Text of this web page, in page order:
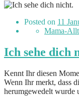
Posted on 11
Mama-
Ich sehe dich
Kennt Ihr diesen
Wenn Ihr merkt, dass
herumgewedelt wurde